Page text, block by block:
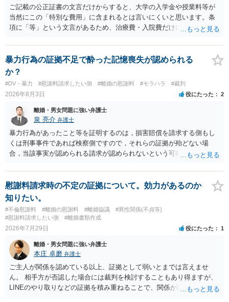
ご記載の公正証書の文言だけからすると、大学の入学金や授業料等が
当然にこの「特別な費用」に含まれるとは言いにくいと思います。条
項に「等」という文言があるため、治療費・入院費だけに限定される
れていますので、通常は、病気や事故によって臨時に必要となった医
療費その他これに類する特別支出を念頭に置いた条項と読むのが自然
です。したがって、大学の入学金、授業料、受験費用などの教育費に
ついてまで、「この条項があるから当然に半額を請求できる」とまで
は言いにくいと思われます。なお、通常、大学進学費用をどこまで負
担すべきかについては、離婚時の合意内容のほか、子どもの年齢、大
学進学についての父母の認識、父母の学歴・収入・資産状況、進学先
や費用などを踏まえて個別に検討することになります。公正証書の他
の条項において、養育費の終期についてどのように定められている
か、大学進学に関する定めの有無、「教育費」「進学費用」に関する
定めの有無等について確認する必要があると考えられます。
暴力行為の証拠不足で酔った記憶喪失が認められる
か？
#DV・暴力 #慰謝料請求したい側 #離婚の慰謝料 #モラハラ #裁判
2026年8月3日 役にたった 2
離婚・男女問題に強い弁護士
泉 亮介 弁護士
暴力行為があったこと等を証明するのは，損害賠償を請求する側もし
くは刑事事件であれば検察側ですので，それらの証拠が殆どない場
合，当該事実が認められる請求が認められないという可能性はあるで
慰謝料請求時の不定の証拠について。効力があるのか
知りたい。
#不倫慰謝料 #離婚の慰謝料 #離婚協議
#異性関係(不貞等)
#慰謝料請求したい側
#離婚書類作成
2026年7月29日 役にたった 1
離婚・男女問題に強い弁護士
本庄 卓磨 弁護士
ご主人が関係を認めている以上、証拠として弱いとまでは言えませ
ん。 相手方が否認した場合には裁判を検討することもあり得ますが、
LINEのやり取りなどの証拠を積み重ねることで、関係が認定される余